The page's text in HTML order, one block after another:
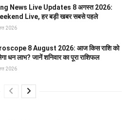
News Live Updates 8 अगस्त 2026:
Live, हर बड़ी खबर सबसे पहले
2026
8 August 2026: आज किस राशि को
धन लाभ? जानें शनिवार का पूरा राशिफल
2026